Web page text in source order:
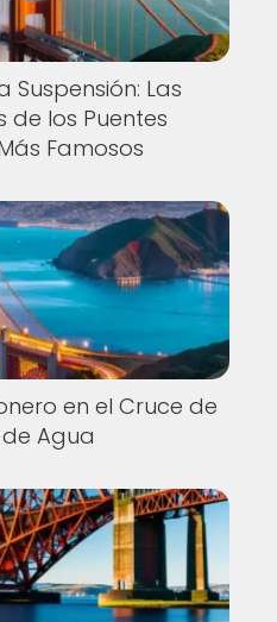
Suspensión: Las
de los Puentes
Famosos
en el Cruce de
Agua